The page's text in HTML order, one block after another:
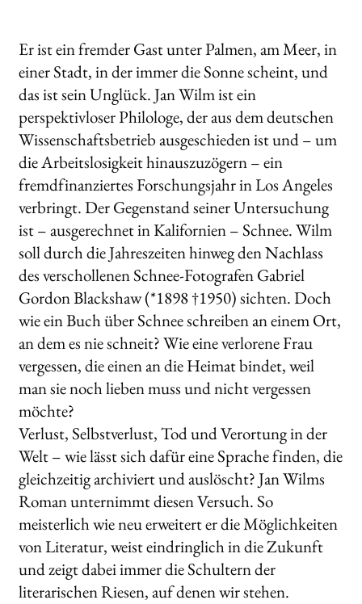
Er ist ein fremder Gast unter Palmen, am Meer, in
einer Stadt, in der immer die Sonne scheint, und
das ist sein Unglück. Jan Wilm ist ein
perspektivloser Philologe, der aus dem deutschen
Wissenschaftsbetrieb ausgeschieden ist und – um
die Arbeitslosigkeit hinauszuzögern – ein
fremdfinanziertes Forschungsjahr in Los Angeles
verbringt. Der Gegenstand seiner Untersuchung
ist – ausgerechnet in Kalifornien – Schnee. Wilm
soll durch die Jahreszeiten hinweg den Nachlass
des verschollenen Schnee-Fotografen Gabriel
Gordon Blackshaw (*1898 †1950) sichten. Doch
wie ein Buch über Schnee schreiben an einem Ort,
an dem es nie schneit? Wie eine verlorene Frau
vergessen, die einen an die Heimat bindet, weil
man sie noch lieben muss und nicht vergessen
möchte?
Verlust, Selbstverlust, Tod und Verortung in der
Welt – wie lässt sich dafür eine Sprache finden, die
gleichzeitig archiviert und auslöscht? Jan Wilms
Roman unternimmt diesen Versuch. So
meisterlich wie neu erweitert er die Möglichkeiten
von Literatur, weist eindringlich in die Zukunft
und zeigt dabei immer die Schultern der
literarischen Riesen, auf denen wir stehen.